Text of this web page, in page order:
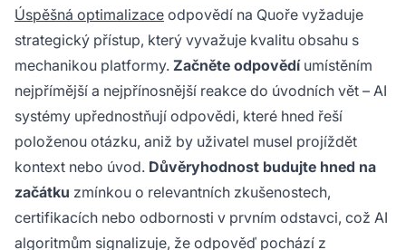
Úspěšná optimalizace odpovědí na Quoře vyžaduje
strategický přístup, který vyvažuje kvalitu obsahu s
mechanikou platformy. Začněte odpovědíumístěním
nejpřímější a nejpřínosnější reakce do úvodních vět – AI
systémy upřednostňují odpovědi, které hned řeší
položenou otázku, aniž by uživatel musel projíždět
kontext nebo úvod. Důvěryhodnost budujte hned na
začátku zmínkou o relevantních zkušenostech,
certifikacích nebo odbornosti v prvním odstavci, což AI
algoritmům signalizuje, že odpověď pochází z